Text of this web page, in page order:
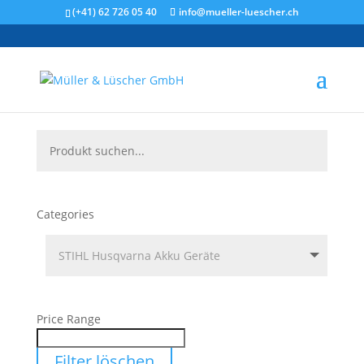
(+41) 62 726 05 40 info@mueller-luescher.ch
Categories
Price Range